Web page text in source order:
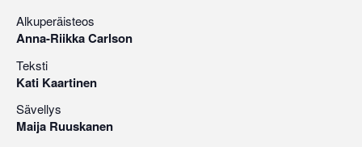
Alkuperäisteos
Anna-Riikka Carlson
Teksti
Kati Kaartinen
Sävellys
Maija Ruuskanen